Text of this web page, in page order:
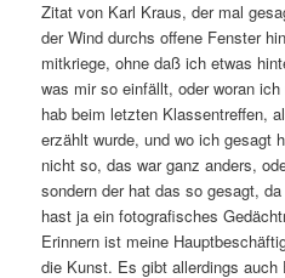
Zitat von Karl Kraus, der mal
der Wind durchs offene Fenster
mitkriege, ohne daß ich etwas
was mir so einfällt, oder woran
hab beim letzten Klassentreffen,
erzählt wurde, und wo ich gesagt
nicht so, das war ganz anders,
sondern der hat das so gesagt,
hast ja ein fotografisches
Erinnern ist meine
die Kunst. Es gibt allerdings auch